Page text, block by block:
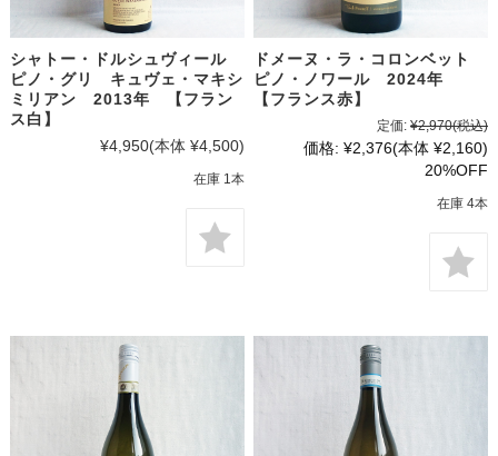
シャトー・ドルシュヴィール
ピノ・グリ キュヴェ・マキシ
ミリアン 2013年 【フラン
ス白】
¥4,950(本体 ¥4,500)
在庫 1本
ドメーヌ・ラ・コロンベット
ピノ・ノワール 2024年
【フランス赤】
定価: ¥2,970(税込)
価格: ¥2,376(本体 ¥2,160)
20%OFF
在庫 4本